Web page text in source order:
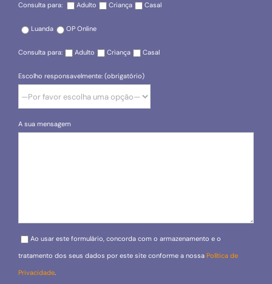
Consulta para: Adulto Criança Casal
Luanda OP Online
Consulta para: Adulto Criança Casal
Escolho responsavelmente: (obrigatório)
A sua mensagem
Please leave this field empty.
Ao usar este formulário, concorda com o armazenamento e o
tratamento dos seus dados por este site conforme a nossa Política de
Privacidade.